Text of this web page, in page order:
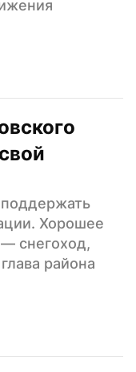
Хорошее
снегоход,
района